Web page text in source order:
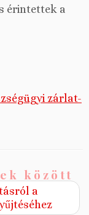
érintettek a
zárlat-
között
a